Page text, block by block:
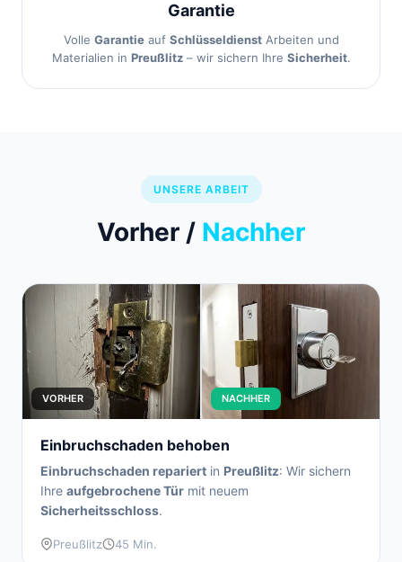
Garantie
Volle Garantieauf SchlüsseldienstArbeiten und
Materialien in Preußlitz– wir sichern Ihre Sicherheit.
UNSERE ARBEIT
Vorher / Nachher
VORHER NACHHER
Einbruchschaden behoben
Einbruchschaden repariert in Preußlitz: Wir sichern
Ihre aufgebrochene Tür mit neuem
Sicherheitsschloss.
Preußlitz 45 Min.